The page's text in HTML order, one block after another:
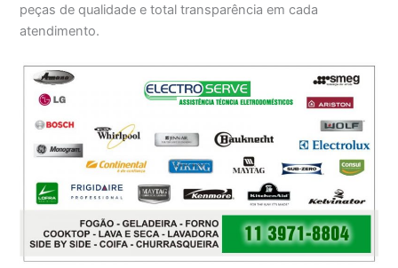
peças de qualidade e total transparência em cada
atendimento.